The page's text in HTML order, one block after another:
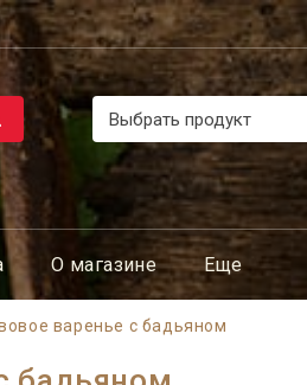
О магазине Еще
варенье с бадьяном